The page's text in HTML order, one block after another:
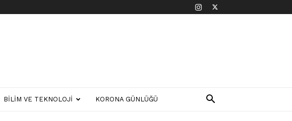
BILIM VE TEKNOLOJI KORONA GÜNLÜĞÜ